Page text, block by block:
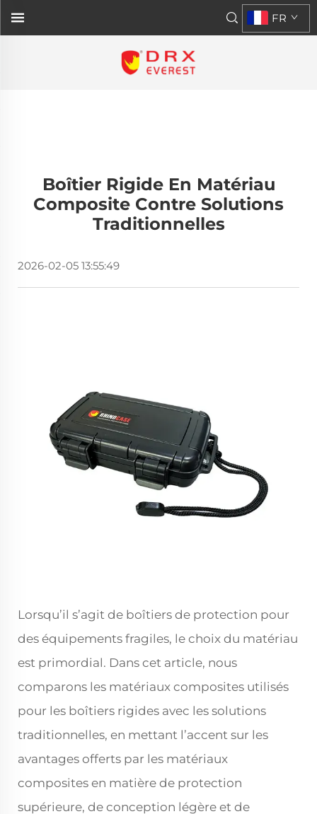
FR
Boîtier Rigide En Matériau
Composite Contre Solutions
Traditionnelles
2026-02-05 13:55:49
Lorsqu’il s’agit de boîtiers de protection pour
des équipements fragiles, le choix du matériau
est primordial. Dans cet article, nous
comparons les matériaux composites utilisés
pour les boîtiers rigides avec les solutions
traditionnelles, en mettant l’accent sur les
avantages offerts par les matériaux
composites en matière de protection
supérieure, de conception légère et de